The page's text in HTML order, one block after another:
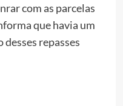
com as parcelas
que havia um
repasses